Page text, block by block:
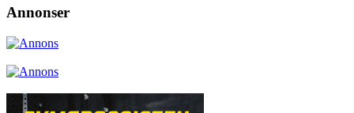
Annonser